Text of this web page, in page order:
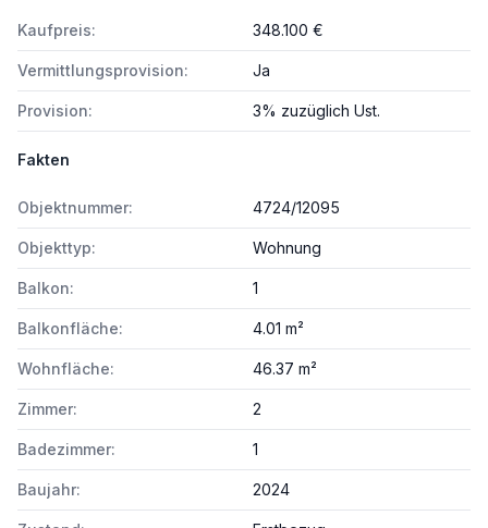
Kaufpreis: 348.100 €
Vermittlungsprovision: Ja
Provision: 3% zuzüglich Ust.
Fakten
Objektnummer: 4724/12095
Objekttyp: Wohnung
Balkon: 1
Balkonfläche: 4.01 m²
Wohnfläche: 46.37 m²
Zimmer: 2
Badezimmer: 1
Baujahr: 2024